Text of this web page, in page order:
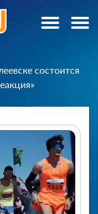
состоится